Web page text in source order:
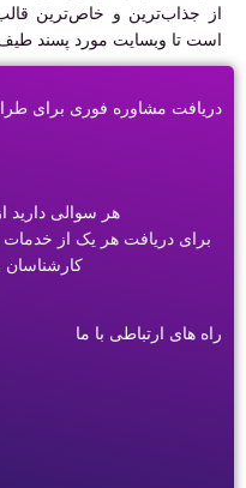
از جذاب‌ترین و خاص‌ترین
است تا وبسایت مورد پسند طیف
دریافت مشاوره فوری برای
هر سوالی دارید
برای دریافت هر یک از خدمات و
کارشناسان
راه های ارتباطی با ما